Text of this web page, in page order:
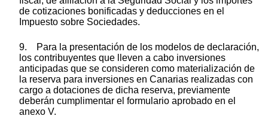
de cotizaciones bonificadas y deducciones en el
Impuesto sobre Sociedades.
9. Para la presentación de los modelos de declaración,
los contribuyentes que lleven a cabo inversiones
anticipadas que se consideren como materialización de
la reserva para inversiones en Canarias realizadas con
cargo a dotaciones de dicha reserva, previamente
deberán cumplimentar el formulario aprobado en el
anexo V.